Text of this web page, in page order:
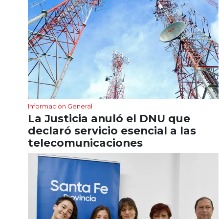
Información General
La Justicia anuló el DNU que
declaró servicio esencial a las
telecomunicaciones